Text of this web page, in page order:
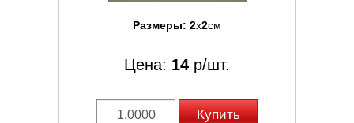
Размеры: 2x2см
Цена: 14 р/шт.
Купить